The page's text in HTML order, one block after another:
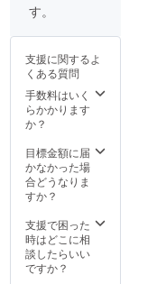
せ。) ⑤
てくだ
さった
方全員
をご招
待する
okペー
ジにて
お名前
または
ネーム
を掲載
させて
いただ
(すべて
なの
で、
色・柄
はラン
ダムと
す。ご
了承く
ださい
ませ。)
珪藻土
コース
ター4点
⑤支援
す。
支援に関するよ
くある質問
手数料はいく
らかかります
か？
目標金額に届
かなかった場
合どうなりま
すか？
支援で困った
時はどこに相
談したらいい
ですか？